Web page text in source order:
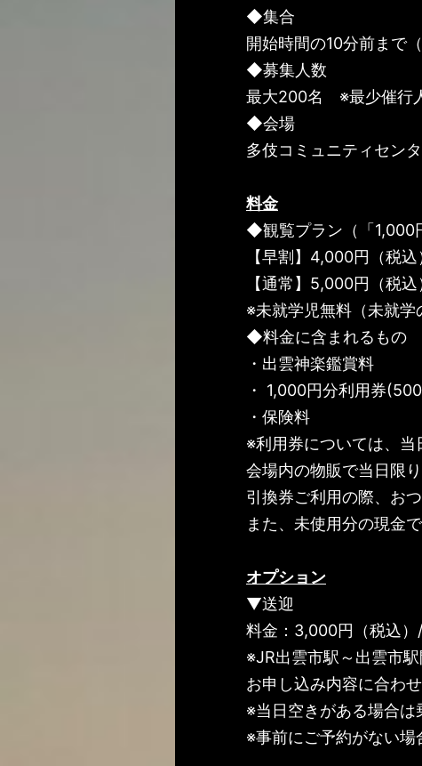
◆集合
開始時間の10分前まで
◆募集人数
最大200名 ※最少催行
◆会場
多伎コミュニティセン
料金
◆観覧プラン（「1,000
【早割】4,000円（税込
【通常】5,000円（税込
※未就学児無料（未就学
◆料金に含まれるもの
・出雲神楽鑑賞料
・ 1,000円分利用券
・保険料
※利用券については、当
会場内の物販で当日限
引換券ご利用の際、お
また、未使用分の現金
オプション
▼送迎
料金：3,000円（税込）/
※JR出雲市駅～出雲市駅
お申し込み内容に合わ
※当日空きがある場合は
※事前にご予約がない場